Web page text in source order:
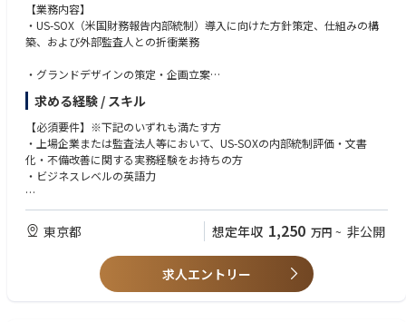
【業務内容】
・US-SOX（米国財務報告内部統制）導入に向けた方針策定、仕組みの構
築、および外部監査人との折衝業務
・グランドデザインの策定・企画立案
・業務プロセスの可視化と指導・統括
・評価の実施とガバナンスの再構築
・外部監査人との折衝
求める経験 / スキル
【必須要件】※下記のいずれも満たす方
・上場企業または監査法人等において、US-SOXの内部統制評価・文書
化・不備改善に関する実務経験をお持ちの方
・ビジネスレベルの英語力
【歓迎要件】
・IPO（新規公開株）準備企業、または上場企業での内部統制の立ち上
げ・再構築を主導した経験をお持ちの方
・日商簿記検定2級以上、公認内部監査人（CIA）、米国公認会計士（USC
PA）、内部統制実務士などの資格をお持ちの方
東京都 想定年収 1,250 万円 ~ 非公開
求人エントリー